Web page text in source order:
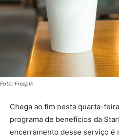
Foto: Freepik
Chega ao fim nesta quarta-
programa de benefícios da
encerramento desse serviço é